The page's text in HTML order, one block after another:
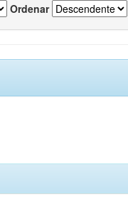
Ordenar